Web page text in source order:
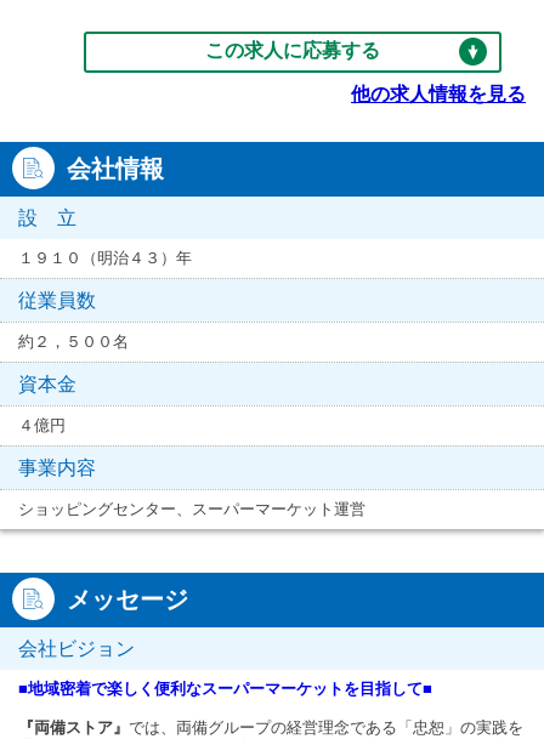
この求人に応募する
他の求人情報を見る
会社情報
設 立
１９１０（明治４３）年
従業員数
約２，５００名
資本金
４億円
事業内容
ショッピングセンター、スーパーマーケット運営
メッセージ
会社ビジョン
■地域密着で楽しく便利なスーパーマーケットを目指して■
『両備ストア』 では、両備グループの経営理念である「忠恕」の実践を